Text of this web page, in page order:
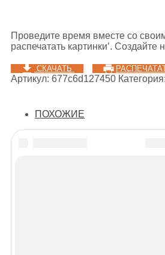
Проведите время вместе со
распечатать картинки’.
СКАЧАТЬ
Артикул: 677c6d127450 Категория:
ПОХОЖИЕ